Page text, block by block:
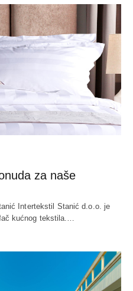
za naše
Intertekstil Stanić d.o.o. je
kućnog tekstila.…